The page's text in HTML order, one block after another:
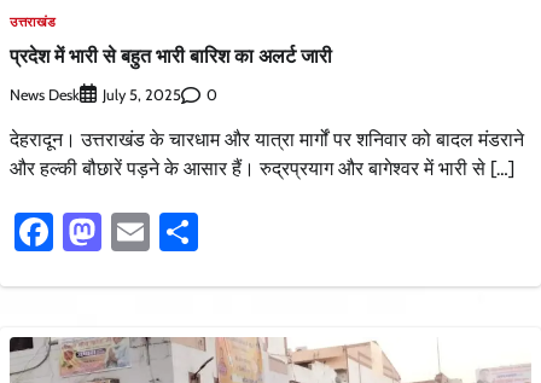
उत्तराखंड
प्रदेश में भारी से बहुत भारी बारिश का अलर्ट जारी
News Desk July 5, 2025 0
देहरादून। उत्तराखंड के चारधाम और यात्रा मार्गों पर शनिवार को बादल मंडराने
और हल्की बौछारें पड़ने के आसार हैं। रुद्रप्रयाग और बागेश्वर में भारी से […]
Facebook
Mastodon
Email